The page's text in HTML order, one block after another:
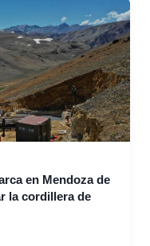
en Mendoza de
la cordillera de